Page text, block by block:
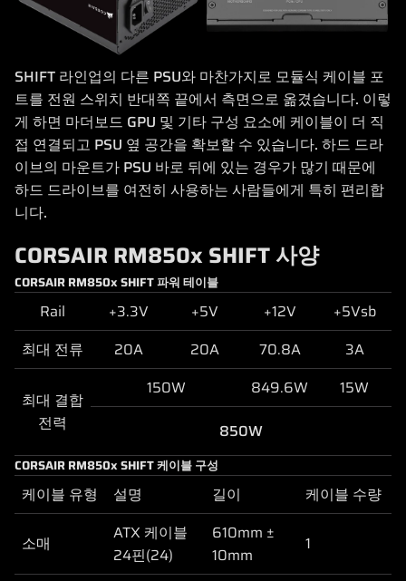
SHIFT 라인업의 다른 PSU와 마찬가지로 모듈식 케이블 포
트를 전원 스위치 반대쪽 끝에서 측면으로 옮겼습니다. 이렇
게 하면 마더보드 GPU 및 기타 구성 요소에 케이블이 더 직
접 연결되고 PSU 옆 공간을 확보할 수 있습니다. 하드 드라
이브의 마운트가 PSU 바로 뒤에 있는 경우가 많기 때문에
하드 드라이브를 여전히 사용하는 사람들에게 특히 편리합
니다.
CORSAIR RM850x SHIFT 사양
CORSAIR RM850x SHIFT 파워 테이블
Rail +3.3V +5V +12V
+5Vsb
최대 전류
20A 20A 70.8A 3A
최대 결합
전력
150W 849.6W
15W
850W
CORSAIR RM850x SHIFT 케이블 구성
케이블 유형 설명 길이 케이블 수량
소매
ATX 케이블
24핀(24)
610mm ±
10mm
1